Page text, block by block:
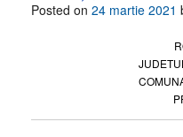
Posted on 24 martie 2021